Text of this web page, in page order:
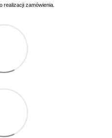
realizacji zamówienia.